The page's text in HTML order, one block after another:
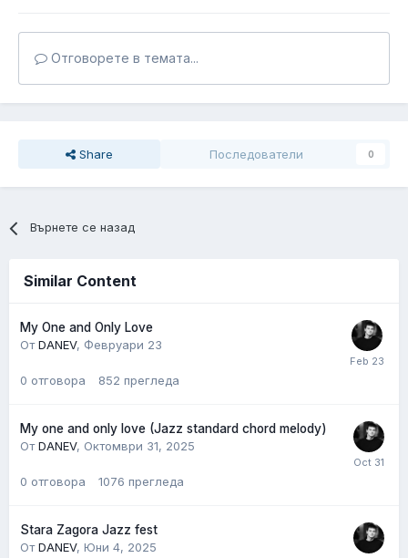
Отговорете в темата...
Share Последователи 0
Върнете се назад
Similar Content
My One and Only Love
ОтDANEV, Февруари 23
0 отговора 852 прегледа
My one and only love (Jazz standard chord melody)
ОтDANEV, Октомври 31, 2025
0 отговора 1076 прегледа
Stara Zagora Jazz fest
ОтDANEV, Юни 4, 2025